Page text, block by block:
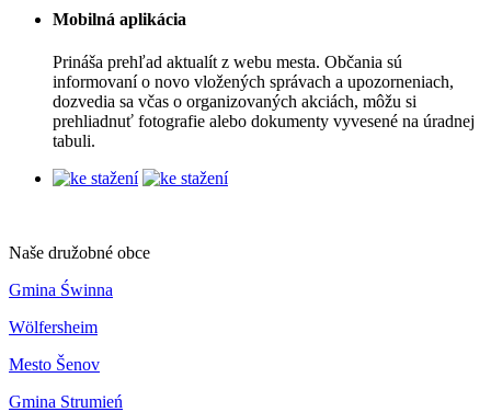
Mobilná aplikácia
Prináša prehľad aktualít z webu mesta. Občania sú
informovaní o novo vložených správach a upozorneniach,
dozvedia sa včas o organizovaných akciách, môžu si
prehliadnuť fotografie alebo dokumenty vyvesené na úradnej
tabuli.
Naše družobné obce
Gmina Świnna
Wölfersheim
Mesto Šenov
Gmina Strumień